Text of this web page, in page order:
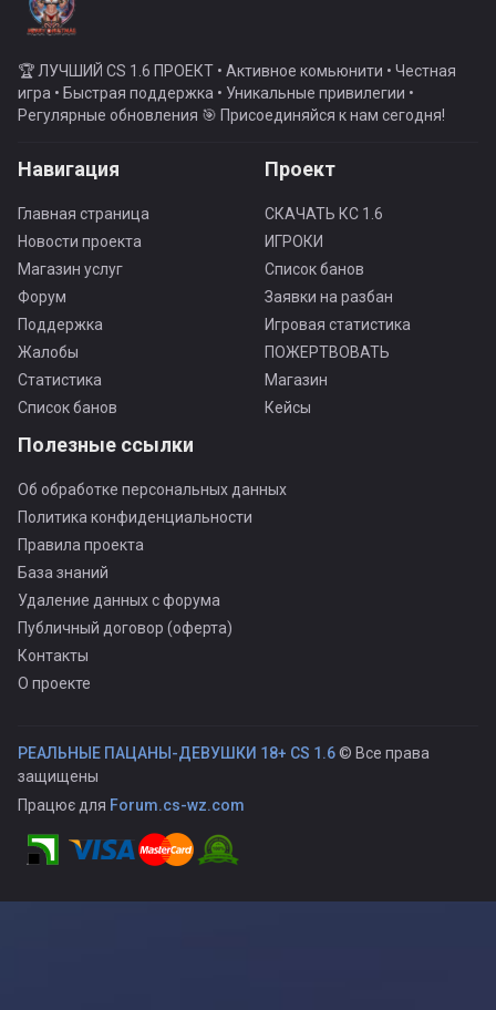
🏆 ЛУЧШИЙ CS 1.6 ПРОЕКТ • Активное комьюнити • Честная
игра • Быстрая поддержка • Уникальные привилегии •
Регулярные обновления 🎯 Присоединяйся к нам сегодня!
Навигация
Главная страница
Новости проекта
Магазин услуг
Форум
Поддержка
Жалобы
Статистика
Список банов
Проект
СКАЧАТЬ КС 1.6
ИГРОКИ
Список банов
Заявки на разбан
Игровая статистика
ПОЖЕРТВОВАТЬ
Магазин
Кейсы
Полезные ссылки
Об обработке персональных данных
Политика конфиденциальности
Правила проекта
База знаний
Удаление данных с форума
Публичный договор (оферта)
Контакты
О проекте
РЕАЛЬНЫЕ ПАЦАНЫ-ДЕВУШКИ 18+ CS 1.6© Все права
защищены
Працює для Forum.cs-wz.com